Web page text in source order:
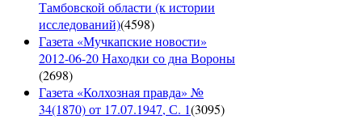
Тамбовской области (к истории
исследований)(4598)
Газета «Мучкапские новости»
2012-06-20 Находки со дна Вороны
(2698)
Газета «Колхозная правда» №
34(1870) от 17.07.1947, С. 1(3095)